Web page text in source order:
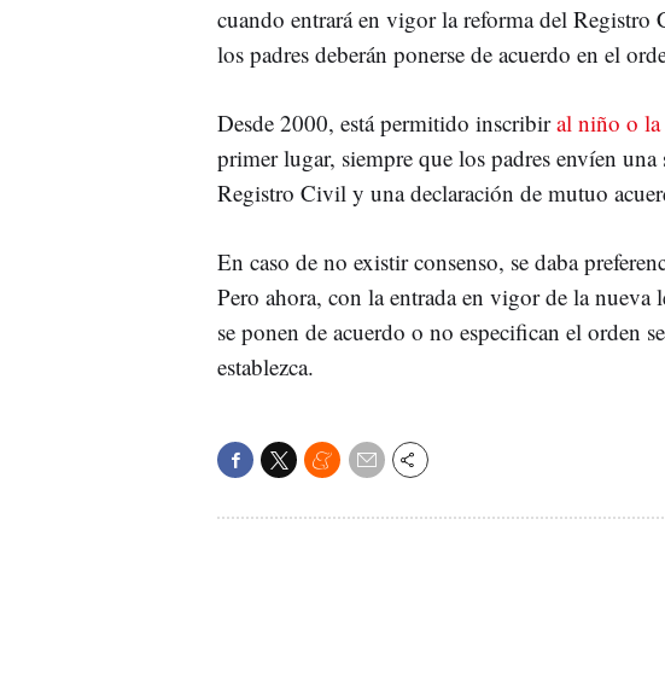
cuando entrará en vigor la reforma del
los padres deberán ponerse de acuerdo en el
Desde 2000, está permitido inscribiral niño o
primer lugar, siempre que los padres envíen
Registro Civil y una declaración de mutuo
En caso de no existir consenso, se daba
Pero ahora, con la entrada en vigor de la nueva
se ponen de acuerdo o no especifican el orden
establezca.